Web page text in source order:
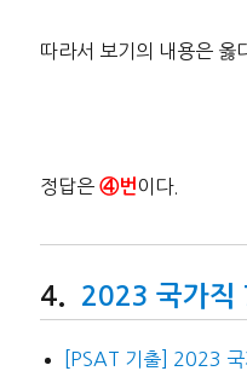
따라서 보기의 내용은 옳
정답은④번 이다.
2023 국가직
[PSAT 기출] 2023